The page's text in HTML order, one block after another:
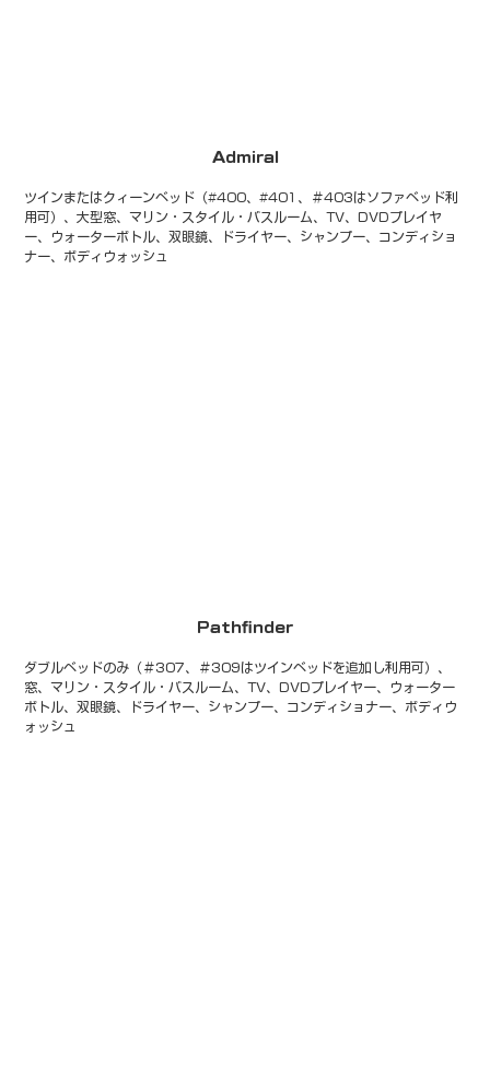
Admiral
ツインまたはクィーンベッド（#400、#401、＃403はソファベッド利
用可）、大型窓、マリン・スタイル・バスルーム、TV、DVDプレイヤ
ー、ウォーターボトル、双眼鏡、ドライヤー、シャンプー、コンディショ
ナー、ボディウォッシュ
Pathfinder
ダブルベッドのみ（＃307、＃309はツインベッドを追加し利用可）、
窓、マリン・スタイル・バスルーム、TV、DVDプレイヤー、ウォーター
ボトル、双眼鏡、ドライヤー、シャンプー、コンディショナー、ボディウ
ォッシュ